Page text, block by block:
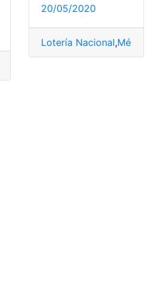
Nacional
20/05/2020
Lotería Nacional,México